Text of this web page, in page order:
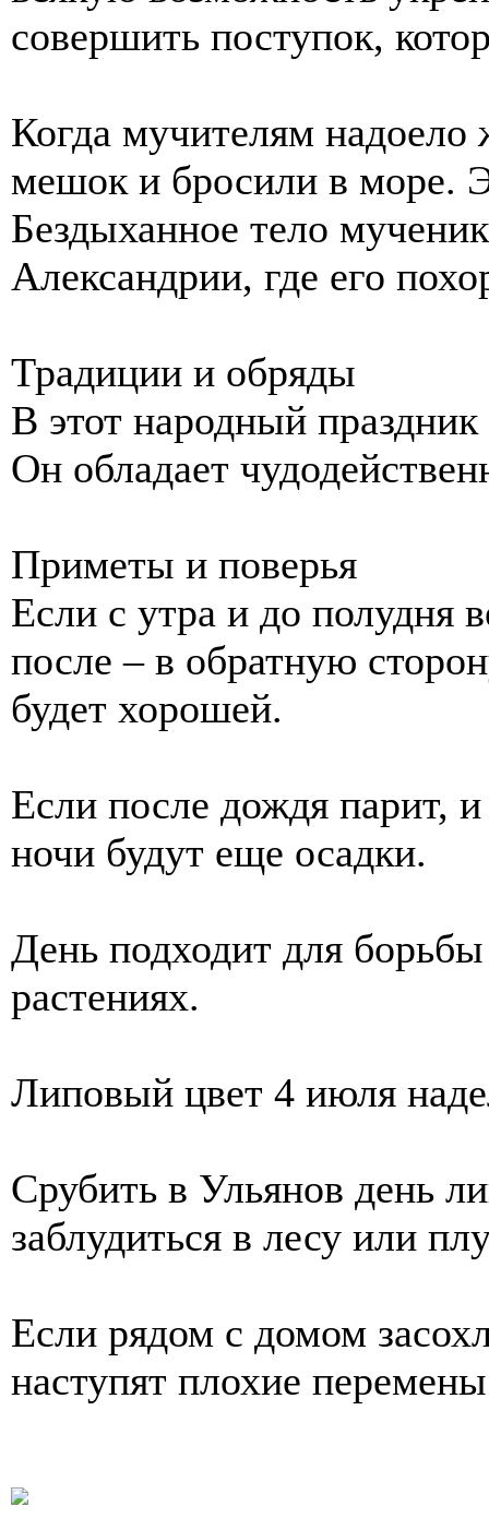
совершить поступок,
Когда мучителям
мешок и бросили в море.
Бездыханное тело
Александрии, где его
Традиции и обряды
В этот народный
Он обладает
Приметы и поверья
Если с утра и до полудня
после – в обратную
будет хорошей.
Если после дождя парит,
ночи будут еще осадки.
День подходит для
растениях.
Липовый цвет 4 июля
Срубить в Ульянов день
заблудиться в лесу или
Если рядом с домом
наступят плохие